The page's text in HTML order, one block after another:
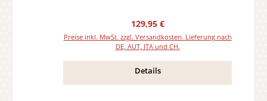
Regulärer Preis:
129,95 €
Preise inkl. MwSt. zzgl. Versandkosten. Lieferung nach
DE, AUT, ITA und CH.
Details